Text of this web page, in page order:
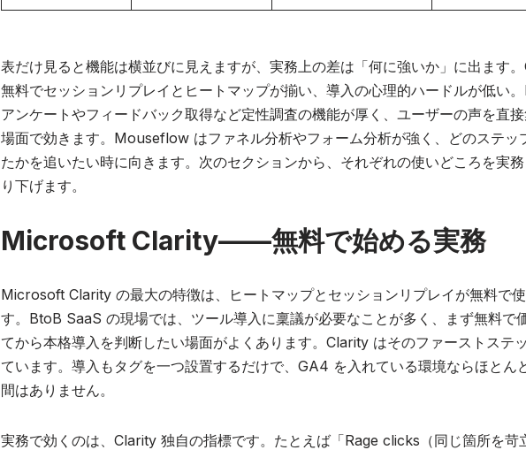
表だけ見ると機能は横並びに見えますが、実務上の差は「何に強いか」に出ます
無料でセッションリプレイとヒートマップが揃い、導入の心理的ハードルが低い
アンケートやフィードバック取得など定性調査の機能が厚く、ユーザーの声を直
場面で効きます。Mouseflow はファネル分析やフォーム分析が強く、どのステッ
たかを追いたい時に向きます。次のセクションから、それぞれの使いどころを実
り下げます。
Microsoft Clarity——無料で始める実務
Microsoft Clarity の最大の特徴は、ヒートマップとセッションリプレイが無料で
す。BtoB SaaS の現場では、ツール導入に稟議が必要なことが多く、まず無料で
てから本格導入を判断したい場面がよくあります。Clarity はそのファーストステ
ています。導入もタグを一つ設置するだけで、GA4 を入れている環境ならほとん
間はありません。
実務で効くのは、Clarity 独自の指標です。たとえば「Rage clicks（同じ箇所を苛